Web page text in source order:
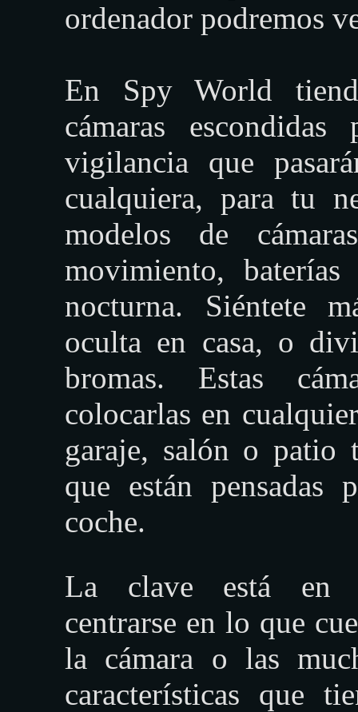
ordenador podremos
En Spy World
cámaras
vigilancia que
cualquiera, para tu
modelos de
movimiento,
nocturna. Siéntete
oculta en casa, o
bromas. Estas
colocarlas en
garaje, salón o patio
que están pensadas
coche.
La clave está en
centrarse en lo que
la cámara o las
características que